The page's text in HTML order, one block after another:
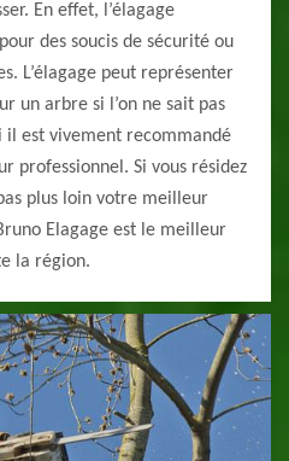
En effet, l’élagage
des soucis de sécurité ou
L’élagage peut représenter
un arbre si l’on ne sait pas
il est vivement recommandé
professionnel. Si vous résidez
plus loin votre meilleur
Elagage est le meilleur
la région.